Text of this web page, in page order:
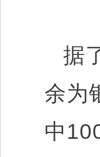
据
余为
中